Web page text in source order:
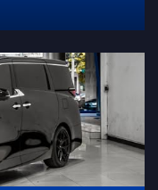
และฟังก์ชั่นใหม่ๆจาก